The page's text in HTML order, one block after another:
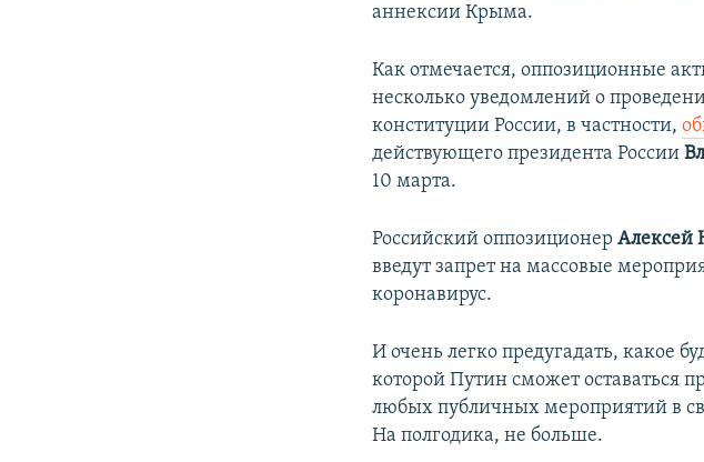
аннексии Крыма.
Как отмечается, оппозиционные
несколько уведомлений о
конституции России, в частности,
действующего президента России
10 марта.
Российский оппозиционерАлексей
введут запрет на массовые
коронавирус.
И очень легко предугадать, какое
которой Путин сможет оставаться
любых публичных мероприятий в
На полгодика, не больше.